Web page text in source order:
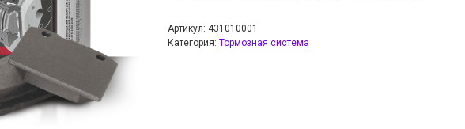
Артикул: 431010001
Категория: Тормозная система